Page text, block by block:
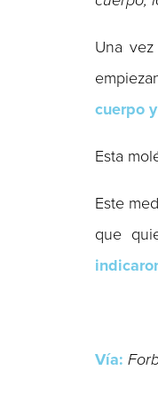
Una
cuerpo
Esta
Este
que
Vía: